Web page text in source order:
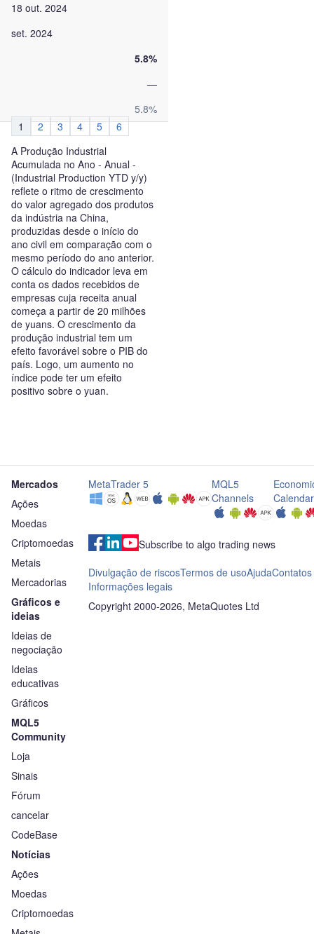
18 out. 2024
set. 2024
5.8%
—
5.8%
1
2 3 4 5
6
A Produção Industrial
Acumulada no Ano - Anual -
(Industrial Production YTD y/y)
reflete o ritmo de crescimento
do valor agregado dos produtos
da indústria na China,
produzidas desde o início do
ano civil em comparação com o
mesmo período do ano anterior.
O cálculo do indicador leva em
conta os dados recebidos de
empresas cuja receita anual
começa a partir de 20 milhões
de yuans. O crescimento da
produção industrial tem um
efeito favorável sobre o PIB do
país. Logo, um aumento no
índice pode ter um efeito
positivo sobre o yuan.
Mercados
Ações
Moedas
Criptomoedas
Metais
Mercadorias
Gráficos e
ideias
Ideias de
negociação
Ideias
educativas
Gráficos
MQL5
Community
Loja
Sinais
Fórum
cancelar
CodeBase
Notícias
Ações
Moedas
Criptomoedas
MetaTrader 5
MQL5
Channels
Calendar
Subscribe to algo trading news
Divulgação de riscosTermos de usoAjudaContatos
Informações legais
Copyright 2000-2026, MetaQuotes Ltd